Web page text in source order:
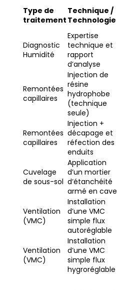
Type de
traitement
Technique /
Technologie
Diagnostic
Humidité
Expertise
technique et
rapport
d’analyse
Remontées
capillaires
Injection de
résine
hydrophobe
(technique
seule)
Remontées
capillaires
Injection +
décapage et
réfection des
enduits
Cuvelage
de sous-sol
Application
d’un mortier
d’étanchéité
armé en cave
Ventilation
(VMC)
Installation
d’une VMC
simple flux
autoréglable
Ventilation
(VMC)
Installation
d’une VMC
simple flux
hygroréglable